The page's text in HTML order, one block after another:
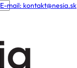
E-mail: kontakt@nesia.sk